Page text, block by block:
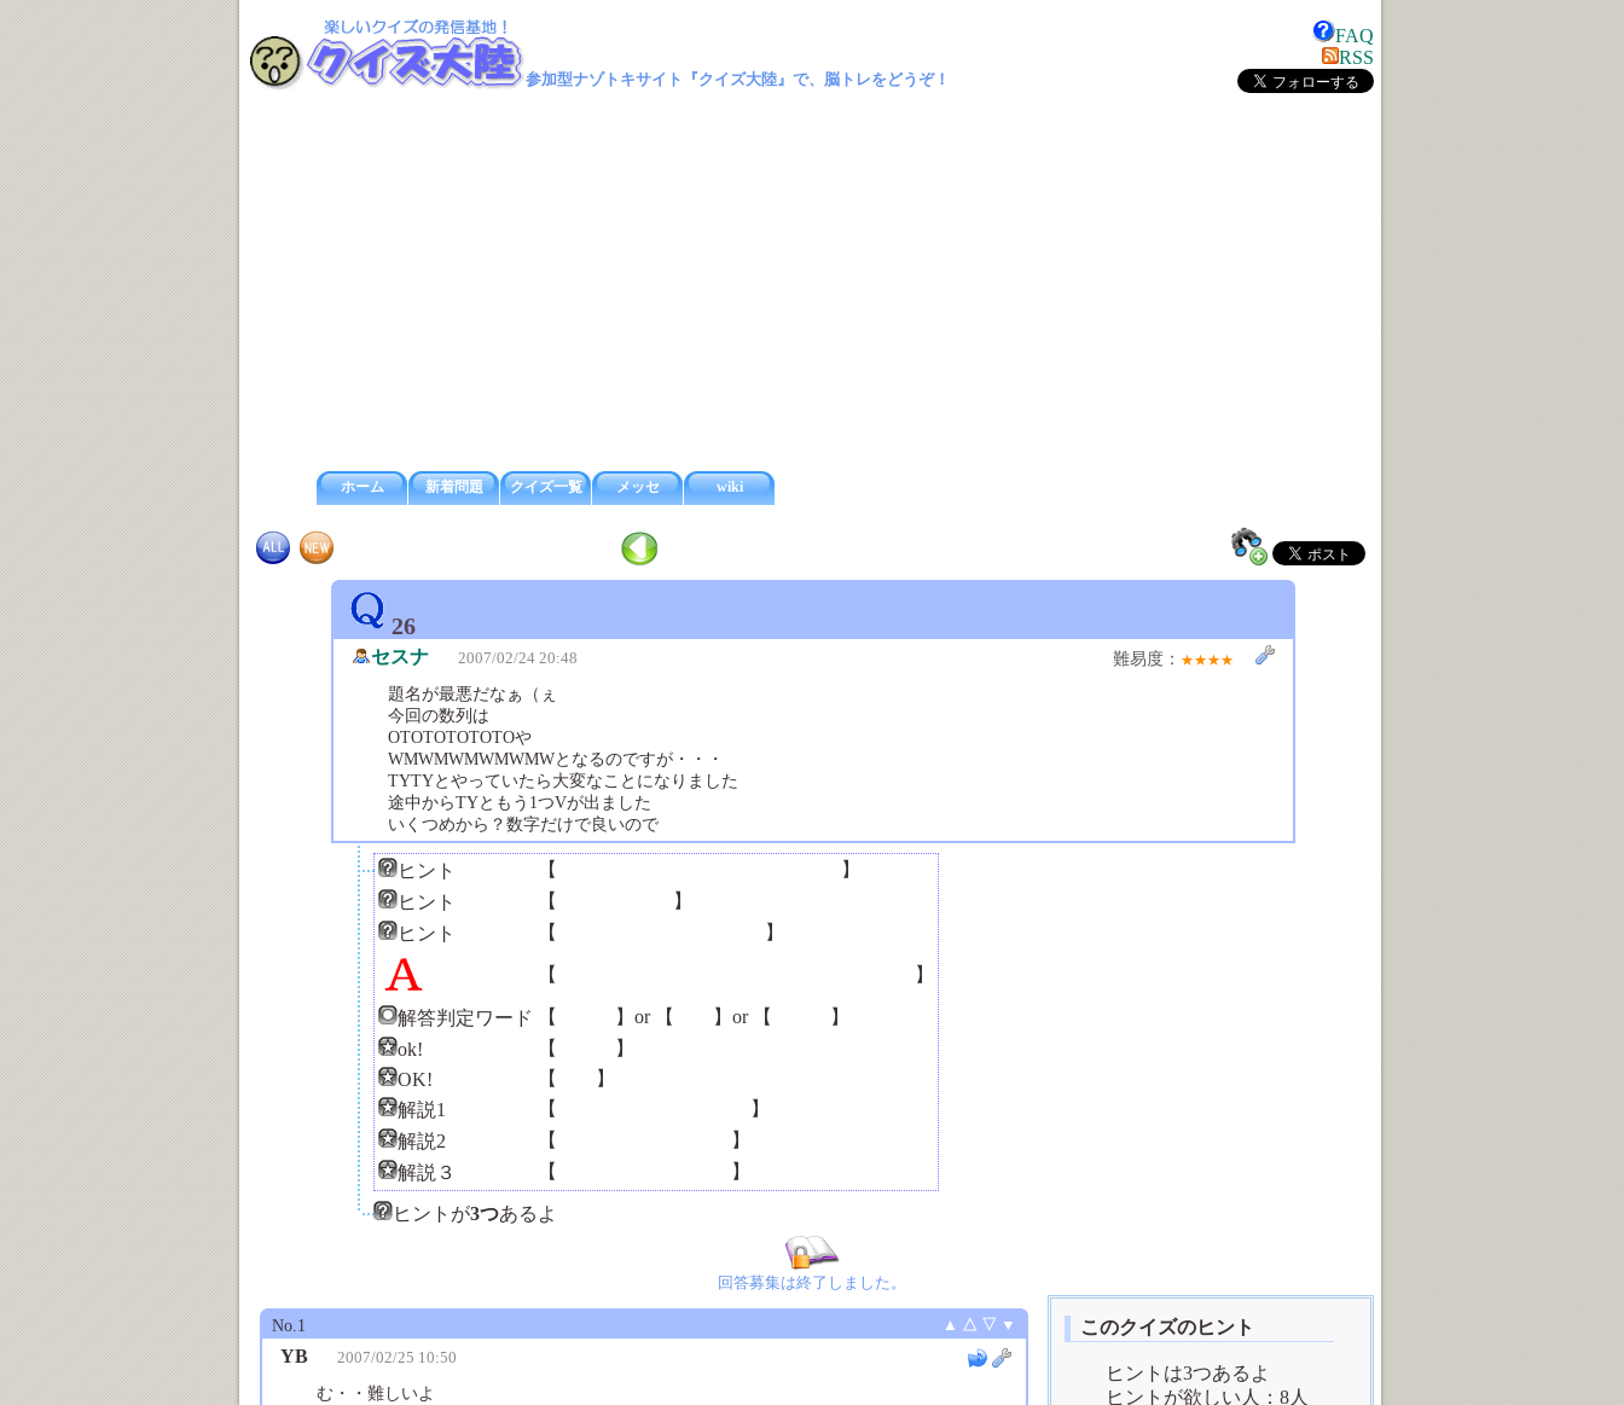
参加型ナゾトキサイト『クイズ大陸』で、脳トレをどうぞ！
FAQ
RSS
ホーム 新着問題 クイズ一覧 メッセ wiki
26
難易度： ★★★★
セスナ 2007/02/24 20:48
題名が最悪だなぁ（ぇ
今回の数列は
OTOTOTOTOTOや
WMWMWMWMWMWとなるのですが・・・
TYTYとやっていたら大変なことになりました
途中からTYともう1つVが出ました
いくつめから？数字だけで良いので
ヒント 【
】
ヒント
【
】
ヒント
【 】
【 】
解答判定ワード 【 】or 【 】or 【
】
ok!
【
】
OK!
【
】
解説1
【
】
解説2
【
】
解説３
【 】
ヒントが3つあるよ
回答募集は終了しました。
▲ △ ▽ ▼
No.1
YB 2007/02/25 10:50
む・・難しいよ
このクイズのヒント
ヒントは3つあるよ
ヒントが欲しい人：8人